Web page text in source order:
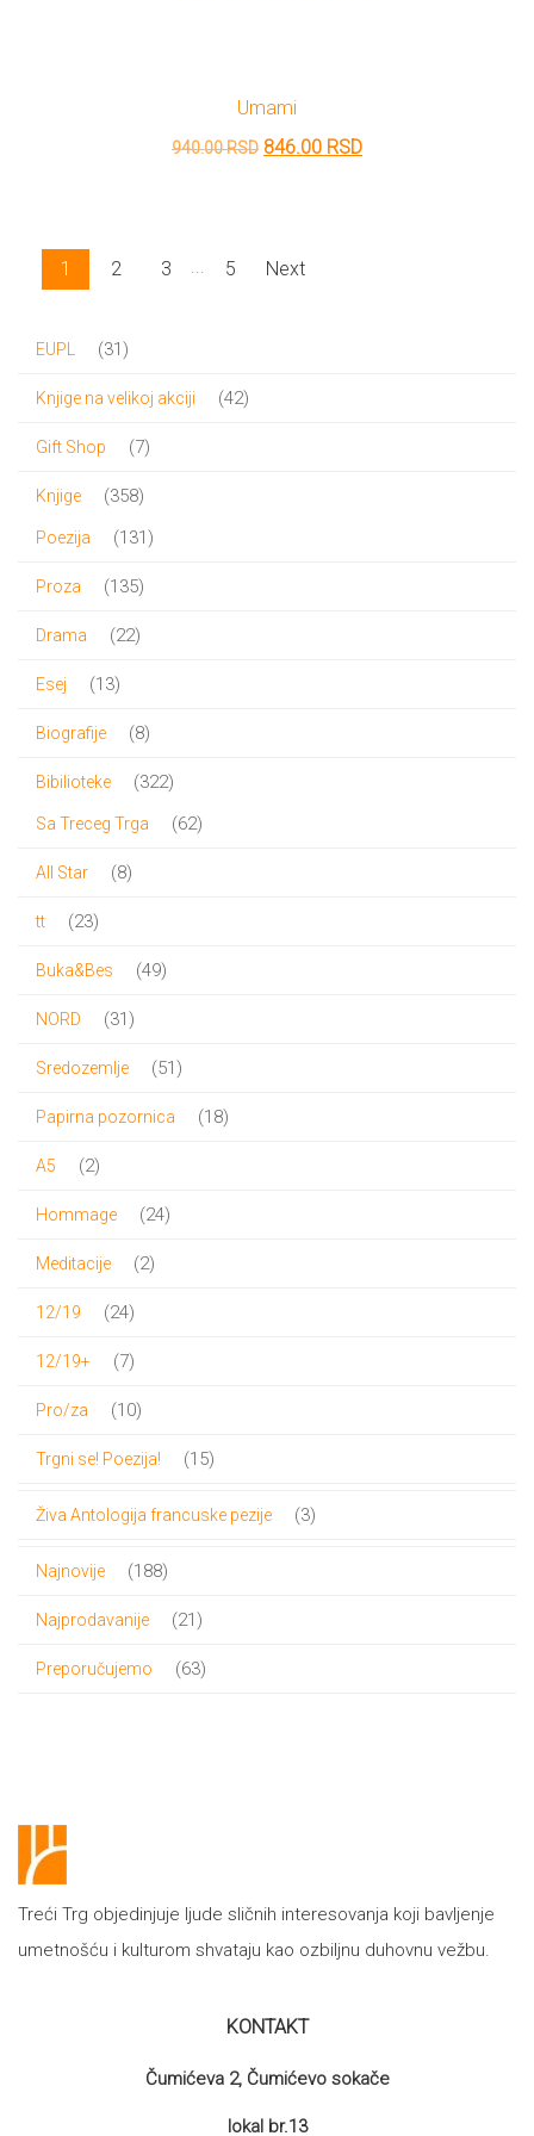
1,000.00 RSD.
Umami
940.00RSD Originalna
846.00 RSDTrenutna
1 2 3 ... 5 Next
EUPL 3131
Knjige na velikoj akciji 4242
Gift Shop 77
Knjige 358358
proizvoda
Poezija 131131
Proza 135135
Drama 2222
Esej 1313
Biografije 88
Bibilioteke 322322
proizvoda
Sa Treceg Trga 6262
All Star 88
tt 2323
Buka&Bes 4949
NORD 3131
Sredozemlje 5151
Papirna pozornica 1818
A5 22
Hommage 2424
Meditacije 22
12/19 2424
12/19+ 77
Pro/za 1010
Trgni se! Poezija! 1515
Živa Antologija francuske pezije 33
Najnovije 188188
Najprodavanije 2121
Preporučujemo 6363
Treći Trg objedinjuje ljude sličnih interesovanja koji bavljenje
umetnošću i kulturom shvataju kao ozbiljnu duhovnu vežbu.
KONTAKT
Čumićeva 2, Čumićevo sokače
lokal br.13